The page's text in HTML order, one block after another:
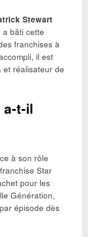
Stewart
a bâti cette
franchises à
il est
et réalisateur de
a-t-il
à son rôle
Star
pour les
Génération,
épisode dès